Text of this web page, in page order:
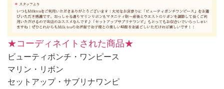
★コーディネイトされた商品★
ビューティポンチ・ワンピース
マリン・リボン
セットアップ・サブリナワンピ